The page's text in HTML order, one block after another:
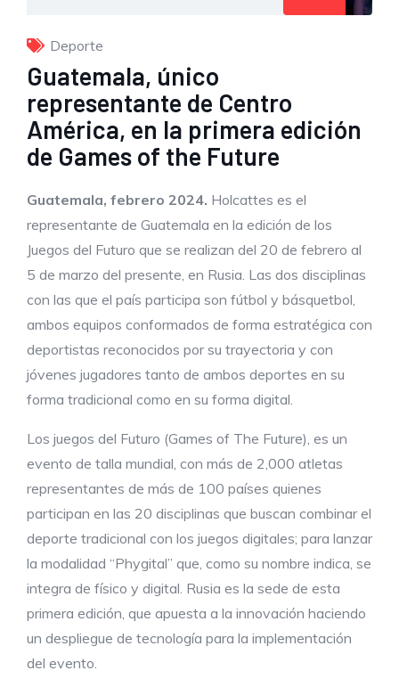
Deporte
Guatemala, único
representante de Centro
América, en la primera edición
de Games of the Future
Guatemala, febrero 2024. Holcattes es el
representante de Guatemala en la edición de los
Juegos del Futuro que se realizan del 20 de febrero al
5 de marzo del presente, en Rusia. Las dos disciplinas
con las que el país participa son fútbol y básquetbol,
ambos equipos conformados de forma estratégica con
deportistas reconocidos por su trayectoria y con
jóvenes jugadores tanto de ambos deportes en su
forma tradicional como en su forma digital.
Los juegos del Futuro (Games of The Future), es un
evento de talla mundial, con más de 2,000 atletas
representantes de más de 100 países quienes
participan en las 20 disciplinas que buscan combinar el
deporte tradicional con los juegos digitales; para lanzar
la modalidad “Phygital” que, como su nombre indica, se
integra de físico y digital. Rusia es la sede de esta
primera edición, que apuesta a la innovación haciendo
un despliegue de tecnología para la implementación
del evento.